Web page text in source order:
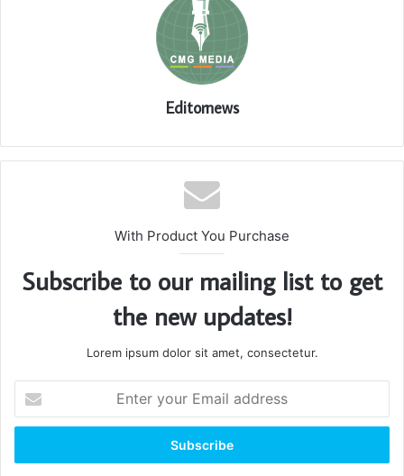
Editornews
With Product You Purchase
Subscribe to our mailing list to get
the new updates!
Lorem ipsum dolor sit amet, consectetur.
your
Email